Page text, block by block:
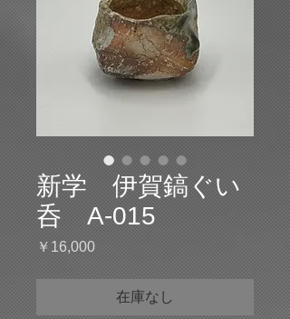
新学 伊賀鎬ぐい
呑 A-015
￥16,000価
在庫なし